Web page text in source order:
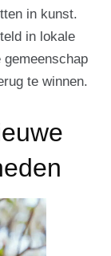
in kunst.
in lokale
te winnen.